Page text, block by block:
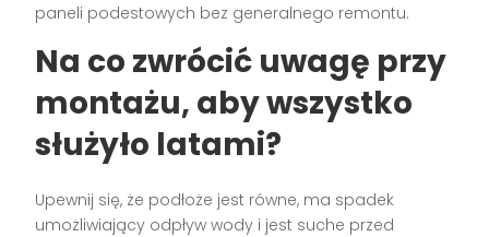
paneli podestowych bez generalnego remontu.
Na co zwrócić uwagę przy
montażu, aby wszystko
służyło latami?
Upewnij się, że podłoże jest równe, ma spadek
umożliwiający odpływ wody i jest suche przed